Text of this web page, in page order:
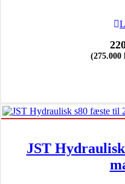
(275.000
JST